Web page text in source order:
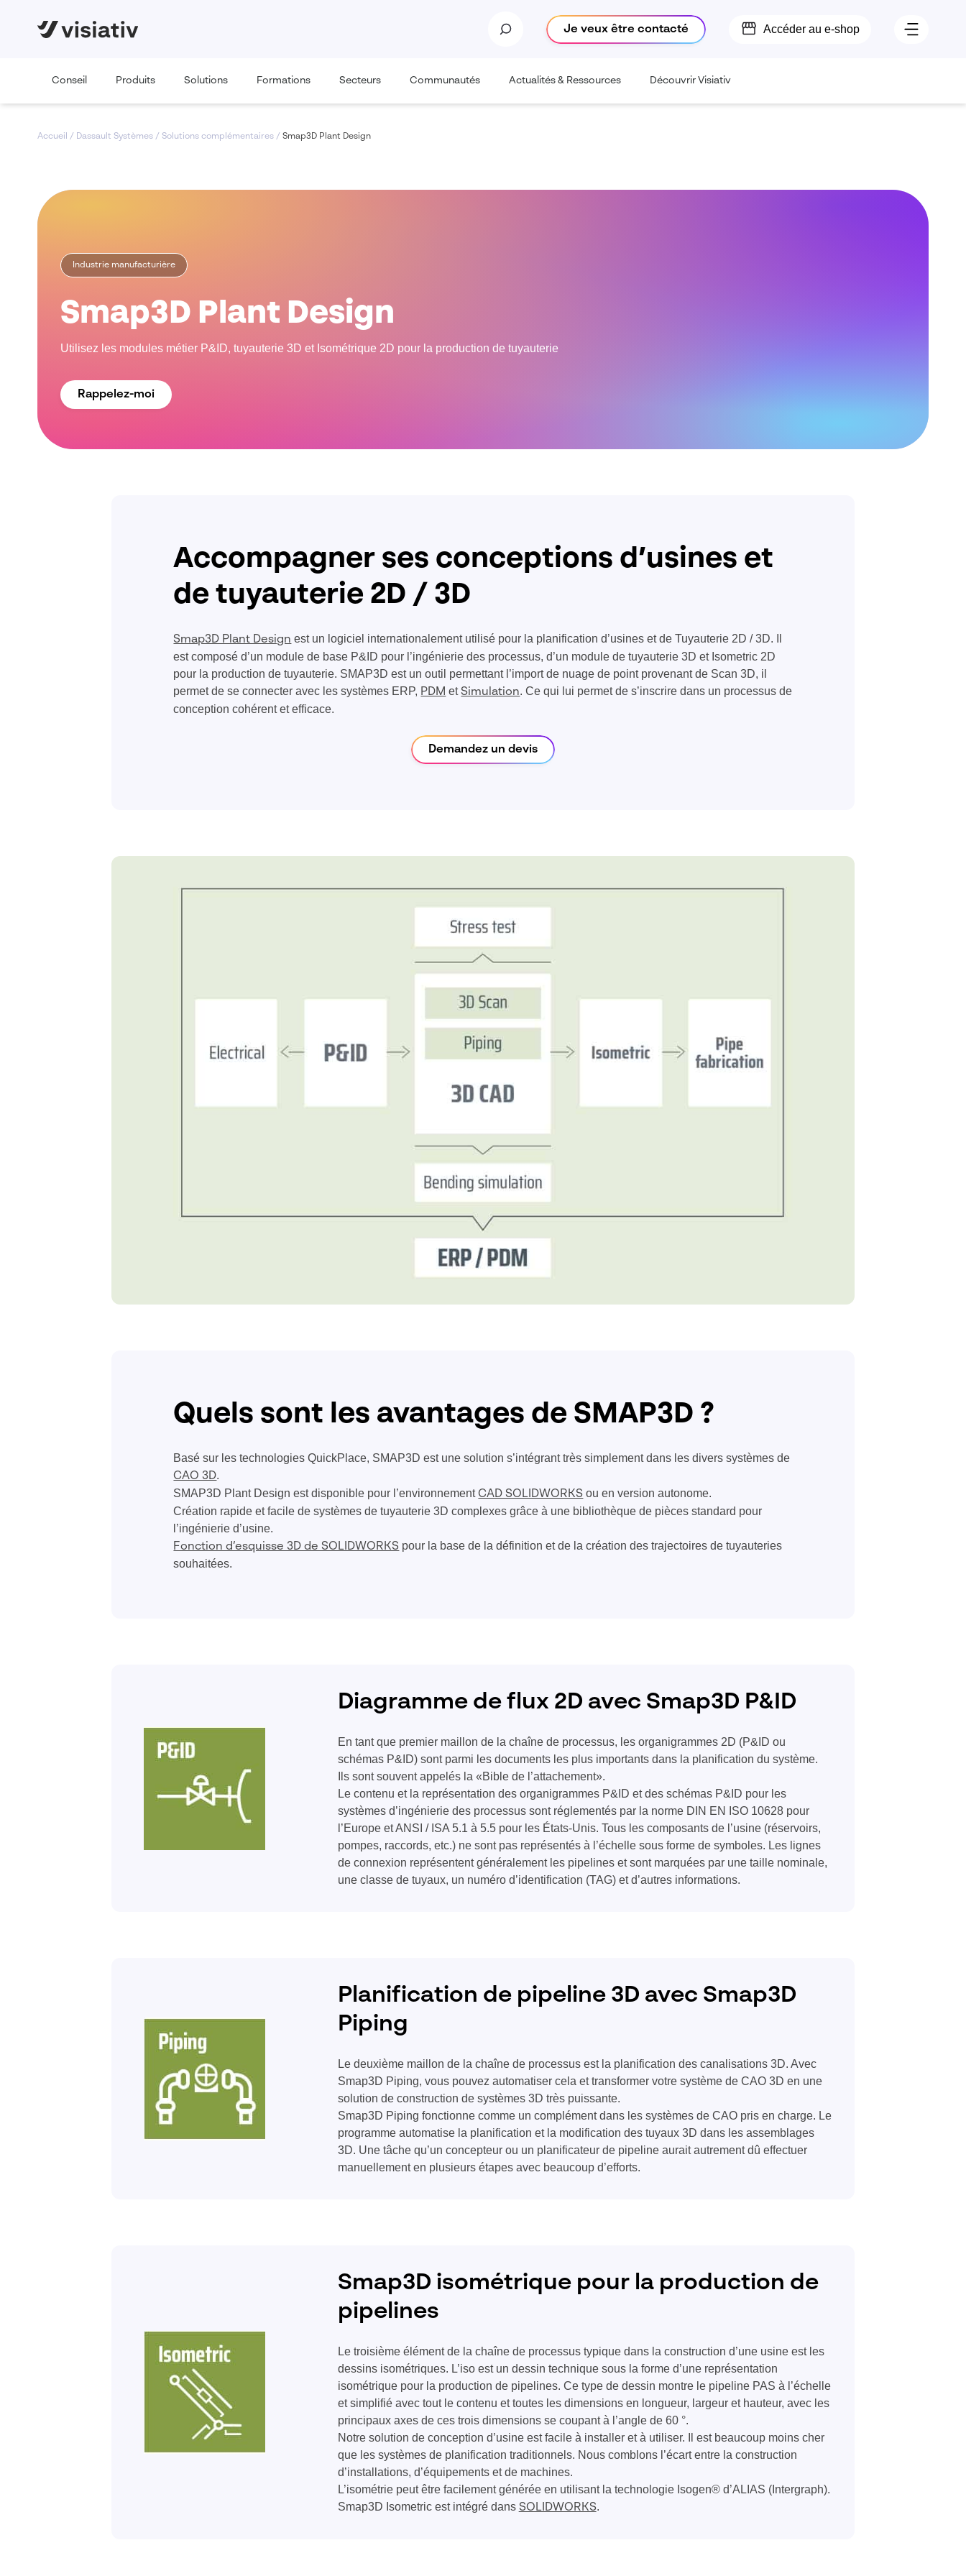
Je veux être contacté Accéder au e-shop
Conseil Produits Solutions Formations Secteurs Communautés Actualités & Ressources Découvrir Visiativ
Accueil / Dassault Systèmes / Solutions complémentaires / Smap3D Plant Design
Industrie manufacturière
Smap3D Plant Design
Utilisez les modules métier P&ID, tuyauterie 3D et Isométrique 2D pour la production de tuyauterie
Rappelez-moi
Accompagner ses conceptions d’usines et
de tuyauterie 2D / 3D
Smap3D Plant Design est un logiciel internationalement utilisé pour la planification d’usines et de Tuyauterie 2D / 3D. Il
est composé d’un module de base P&ID pour l’ingénierie des processus, d’un module de tuyauterie 3D et Isometric 2D
pour la production de tuyauterie. SMAP3D est un outil permettant l’import de nuage de point provenant de Scan 3D, il
permet de se connecter avec les systèmes ERP, PDM etSimulation. Ce qui lui permet de s’inscrire dans un processus de
conception cohérent et efficace.
Demandez un devis
Quels sont les avantages de SMAP3D ?
Basé sur les technologies QuickPlace, SMAP3D est une solution s’intégrant très simplement dans les divers systèmes de
CAO 3D.
SMAP3D Plant Design est disponible pour l’environnementCAD SOLIDWORKS ou en version autonome.
Création rapide et facile de systèmes de tuyauterie 3D complexes grâce à une bibliothèque de pièces standard pour
l’ingénierie d’usine.
Fonction d’esquisse 3D de SOLIDWORKS pour la base de la définition et de la création des trajectoires de tuyauteries
souhaitées.
Diagramme de flux 2D avec Smap3D P&ID
En tant que premier maillon de la chaîne de processus, les organigrammes 2D (P&ID ou
schémas P&ID) sont parmi les documents les plus importants dans la planification du système.
Ils sont souvent appelés la «Bible de l’attachement».
Le contenu et la représentation des organigrammes P&ID et des schémas P&ID pour les
systèmes d’ingénierie des processus sont réglementés par la norme DIN EN ISO 10628 pour
l’Europe et ANSI / ISA 5.1 à 5.5 pour les États-Unis. Tous les composants de l’usine (réservoirs,
pompes, raccords, etc.) ne sont pas représentés à l’échelle sous forme de symboles. Les lignes
de connexion représentent généralement les pipelines et sont marquées par une taille nominale,
une classe de tuyaux, un numéro d’identification (TAG) et d’autres informations.
Planification de pipeline 3D avec Smap3D
Piping
Le deuxième maillon de la chaîne de processus est la planification des canalisations 3D. Avec
Smap3D Piping, vous pouvez automatiser cela et transformer votre système de CAO 3D en une
solution de construction de systèmes 3D très puissante.
Smap3D Piping fonctionne comme un complément dans les systèmes de CAO pris en charge. Le
programme automatise la planification et la modification des tuyaux 3D dans les assemblages
3D. Une tâche qu’un concepteur ou un planificateur de pipeline aurait autrement dû effectuer
manuellement en plusieurs étapes avec beaucoup d’efforts.
Smap3D isométrique pour la production de
pipelines
Le troisième élément de la chaîne de processus typique dans la construction d’une usine est les
dessins isométriques. L’iso est un dessin technique sous la forme d’une représentation
isométrique pour la production de pipelines. Ce type de dessin montre le pipeline PAS à l’échelle
et simplifié avec tout le contenu et toutes les dimensions en longueur, largeur et hauteur, avec les
principaux axes de ces trois dimensions se coupant à l’angle de 60 °.
Notre solution de conception d’usine est facile à installer et à utiliser. Il est beaucoup moins cher
que les systèmes de planification traditionnels. Nous comblons l’écart entre la construction
d’installations, d’équipements et de machines.
L’isométrie peut être facilement générée en utilisant la technologie Isogen® d’ALIAS (Intergraph).
Smap3D Isometric est intégré dans SOLIDWORKS.